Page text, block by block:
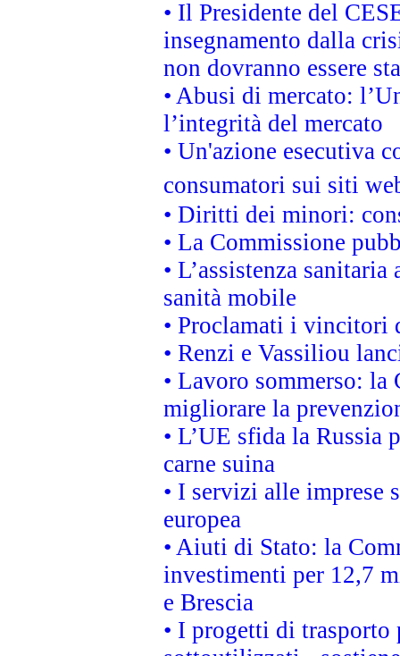
• Il Presidente del
insegnamento dalla
non dovranno essere
• Abusi di mercato:
l’integrità del mercato
• Un'azione esecutiva
consumatori sui siti
• Diritti dei minori:
• La Commissione
• L’assistenza
sanità mobile
• Proclamati i vincitori
• Renzi e Vassiliou
• Lavoro sommerso: la
migliorare la
• L’UE sfida la
carne suina
• I servizi alle imprese
europea
• Aiuti di Stato: la
investimenti per 12,7
e Brescia
• I progetti di